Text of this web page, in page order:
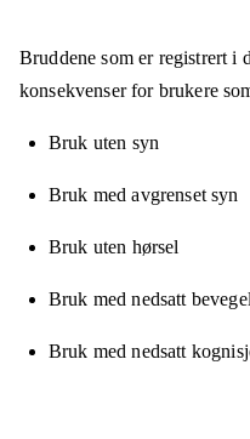
Bruddene som er registrert i
konsekvenser for brukere
Bruk uten syn
Bruk med avgrenset syn
Bruk uten hørsel
Bruk med nedsatt
Bruk med nedsatt